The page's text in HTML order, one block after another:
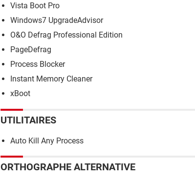
Vista Boot Pro
Windows7 UpgradeAdvisor
O&O Defrag Professional Edition
PageDefrag
Process Blocker
Instant Memory Cleaner
xBoot
UTILITAIRES
Auto Kill Any Process
ORTHOGRAPHE ALTERNATIVE